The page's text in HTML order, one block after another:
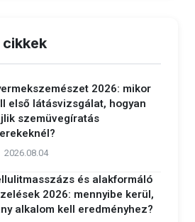
2026: mikor
első látásvizsgálat, hogyan
szemüvegíratás
2026.08.04
és alakformáló
2026: mennyibe kerül,
alkalom kell eredményhez?